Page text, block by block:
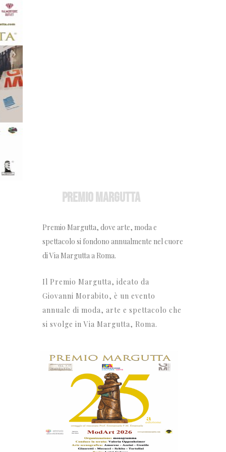
PREMIO MARGUTTA
Premio Margutta, dove arte, moda e
spettacolo si fondono annualmente nel cuore
di Via Margutta a Roma.
Il Premio Margutta, ideato da
Giovanni Morabito, è un evento
annuale di moda, arte e spettacolo che
si svolge in Via Margutta, Roma.